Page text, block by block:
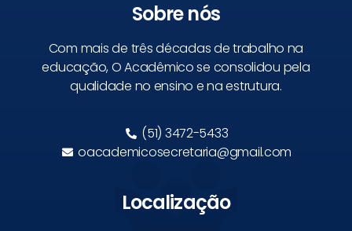
Sobre nós
Com mais de três décadas de trabalho na
educação, O Acadêmico se consolidou pela
qualidade no ensino e na estrutura.
(51) 3472-5433
oacademicosecretaria@gmail.com
Localização